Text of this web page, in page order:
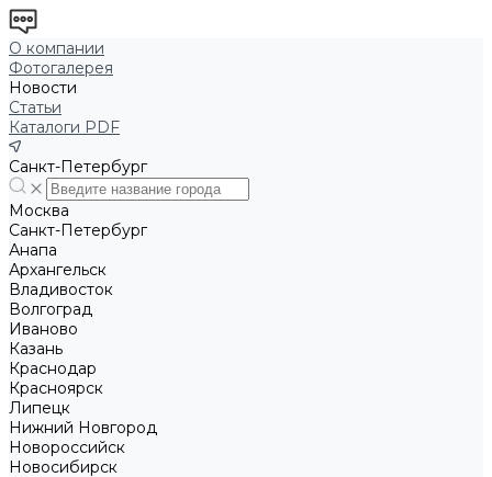
О компании
Фотогалерея
Новости
Статьи
Каталоги PDF
Санкт-Петербург
Москва
Санкт-Петербург
Анапа
Архангельск
Владивосток
Волгоград
Иваново
Казань
Краснодар
Красноярск
Липецк
Нижний Новгород
Новороссийск
Новосибирск